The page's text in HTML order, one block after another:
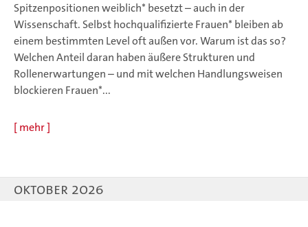
Spitzenpositionen weiblich* besetzt – auch in der
Wissenschaft. Selbst hochqualifizierte Frauen* bleiben ab
einem bestimmten Level oft außen vor. Warum ist das so?
Welchen Anteil daran haben äußere Strukturen und
Rollenerwartungen – und mit welchen Handlungsweisen
blockieren Frauen*...
[mehr]
Oktober 2026